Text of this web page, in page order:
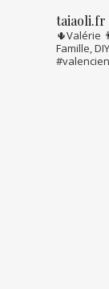
taiaoli.fr
🌵Valérie
Famille,